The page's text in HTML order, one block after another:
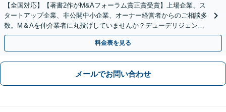
【全国対応】【著書2作がM&Aフォーラム賞正賞受賞】上場企業、ス
タートアップ企業、非公開中小企業、オーナー経営者からのご相談多
数。M＆Aを仲介業者に丸投げしていませんか？デューデリジェンス
や契約書作成・交渉はお任せください【初回無料】
料金表を見る
メールでお問い合わせ